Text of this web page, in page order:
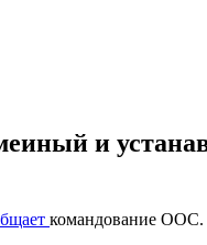
и
командование ООС.